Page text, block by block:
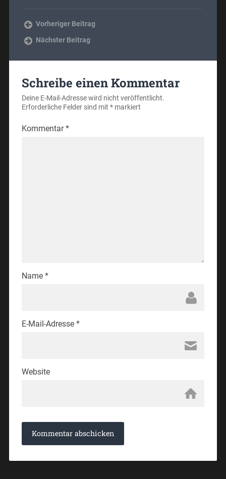
Vorheriger Beitrag
Nächster Beitrag
Schreibe einen Kommentar
Deine E-Mail-Adresse wird nicht veröffentlicht.
Erforderliche Felder sind mit *markiert
Kommentar*
Name *
E-Mail-Adresse *
Website